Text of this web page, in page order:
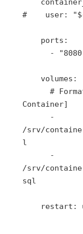
#    user:
Container]
/srv/
l
/srv/
sql